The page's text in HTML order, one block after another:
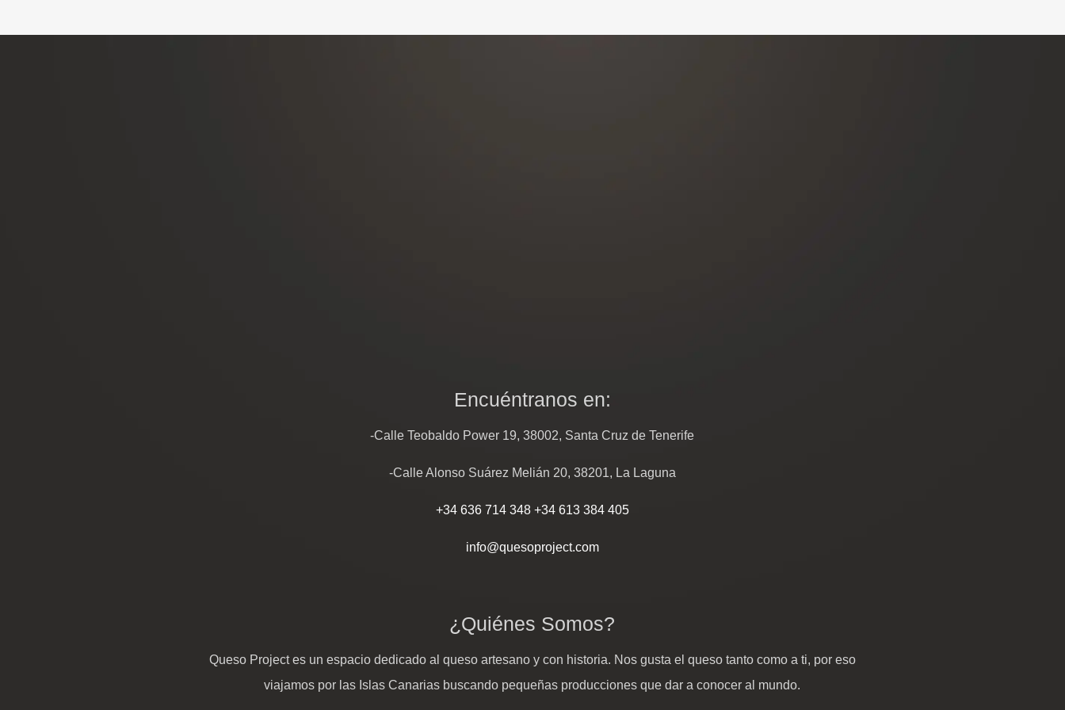
Encuéntranos en:
-Calle Teobaldo Power 19, 38002, Santa Cruz de Tenerife
-Calle Alonso Suárez Melián 20, 38201, La Laguna
+34 636 714 348 +34 613 384 405
info@quesoproject.com
¿Quiénes Somos?
Queso Project es un espacio dedicado al queso artesano y con historia. Nos gusta el queso tanto como a ti, por eso
viajamos por las Islas Canarias buscando pequeñas producciones que dar a conocer al mundo.